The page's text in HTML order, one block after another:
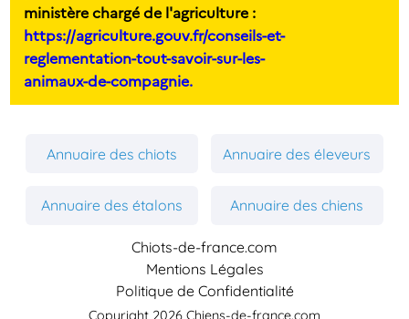
ministère chargé de l'agriculture :
https://agriculture.gouv.fr/conseils-et-
reglementation-tout-savoir-sur-les-
animaux-de-compagnie.
Annuaire des chiots Annuaire des éleveurs
Annuaire des étalons Annuaire des chiens
Chiots-de-france.com
Mentions Légales
Politique de Confidentialité
Copyright 2026 Chiens-de-france.com